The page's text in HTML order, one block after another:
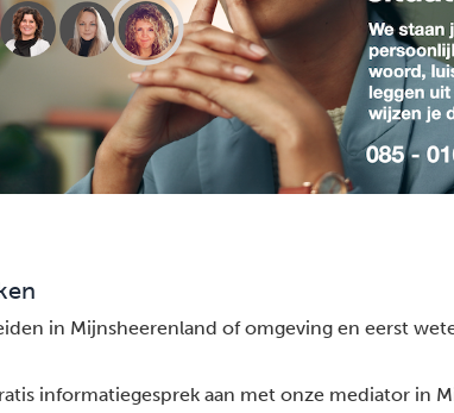
in Mijnsheerenland of omgeving en eerst
informatiegesprek aan met onze mediator in